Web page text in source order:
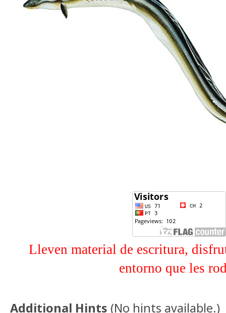
Lleven material de escritura,
entorno que les
Additional Hints (No hints available.)